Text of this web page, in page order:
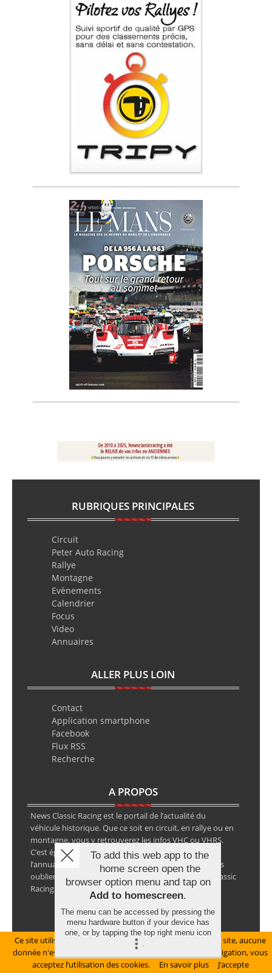
RUBRIQUES PRINCIPALES
Circuit
Peter Auto Racing
Rallye
Montagne
Evènements
Calendrier
Focus
Video
Annuaires
ALLER PLUS LOIN
Contact
Application smartphone
Facebook
Flux RSS
Recherche
A PROPOS
News Classic Racing est le portail de l’actualité du
véhicule historique. Que ce soit en circuit, en rallye ou en
montagne, vous y retrouverez les infos VHC ou VHRS.
C’est également le calendrier des épreuves ainsi que
l’annuaire des spécialistes de la voiture ancienne, sans
oublier les petites annonces avec notre partenaire Classic
Racing Annonces.
Mentions légales
© Copyright 2026 NewsClassicRacing, tous droits réservés
Ce site utilise des cookies pour le bon fonctionnement du site, aucune
donnée n'est collectée à ce titre. En poursuivant votre navigation, vous
acceptez l’utilisation des cookies.
En savoir plus J’accepte
To add this web app to the
home screen open the
browser option menu and tap on
Add to homescreen.
The menu can be accessed by pressing the
menu hardware button if your device has
one, or by tapping the top right menu icon